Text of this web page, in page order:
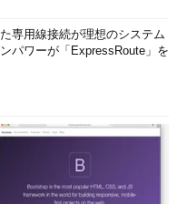
専用線接続が理想のシステム
パワーが「ExpressRoute」を